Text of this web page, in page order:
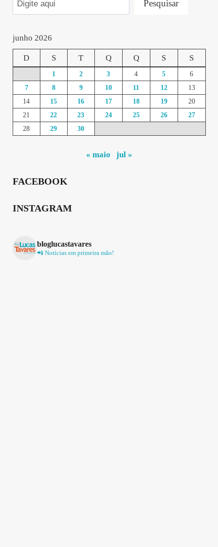
Pesquisar
junho 2026
D S T Q Q S S
1 2 3 4 5
6
7
8 9 10 11 12
13
14
15 16 17 18 19
20
21
22 23 24 25 26
27
28
29 30
« maio jul »
FACEBOOK
INSTAGRAM
bloglucastavares
📲 Notícias em primeira mão!